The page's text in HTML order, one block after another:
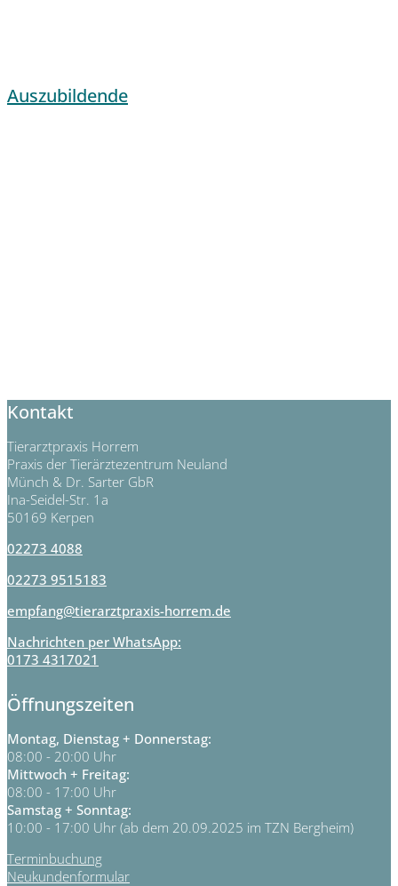
Auszubildende
Kontakt
Tierarztpraxis Horrem
Praxis der Tierärztezentrum Neuland
Münch & Dr. Sarter GbR
Ina-Seidel-Str. 1a
50169 Kerpen
02273 4088
02273 9515183
empfang@tierarztpraxis-horrem.de
Nachrichten per WhatsApp:
0173 4317021
Öffnungszeiten
Montag, Dienstag + Donnerstag:
08:00 - 20:00 Uhr
Mittwoch + Freitag:
08:00 - 17:00 Uhr
Samstag + Sonntag:
10:00 - 17:00 Uhr (ab dem 20.09.2025 im TZN Bergheim)
Terminbuchung
Neukundenformular